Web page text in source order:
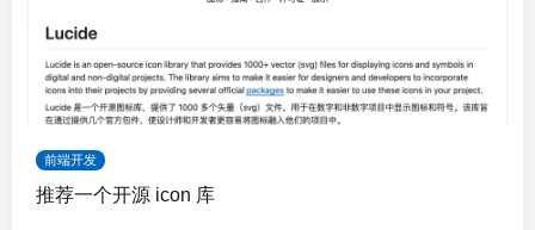
前端开发
推荐一个开源 icon 库